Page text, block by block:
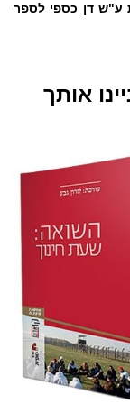
ע"ש דן כספי לספר
אותך